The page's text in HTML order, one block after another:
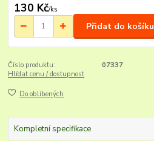
130 Kč/ks
Přidat do košíku
Číslo produktu:
07337
Hlídat cenu / dostupnost
Do oblíbených
Kompletní specifikace